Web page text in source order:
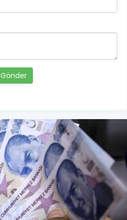
Gönder